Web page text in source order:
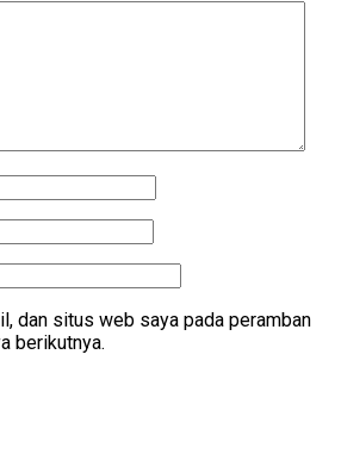
dan situs web saya pada peramban
berikutnya.